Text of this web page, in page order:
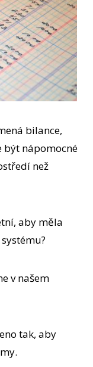
bilance,
být nápomocné
než
aby měla
v našem
tak, aby